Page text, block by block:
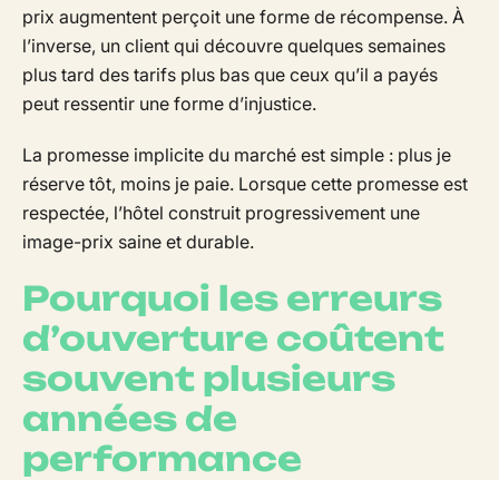
prix augmentent perçoit une forme de récompense. À
l’inverse, un client qui découvre quelques semaines
plus tard des tarifs plus bas que ceux qu’il a payés
peut ressentir une forme d’injustice.
La promesse implicite du marché est simple : plus je
réserve tôt, moins je paie. Lorsque cette promesse est
respectée, l’hôtel construit progressivement une
image-prix saine et durable.
Pourquoi les erreurs
d’ouverture coûtent
souvent plusieurs
années de
performance